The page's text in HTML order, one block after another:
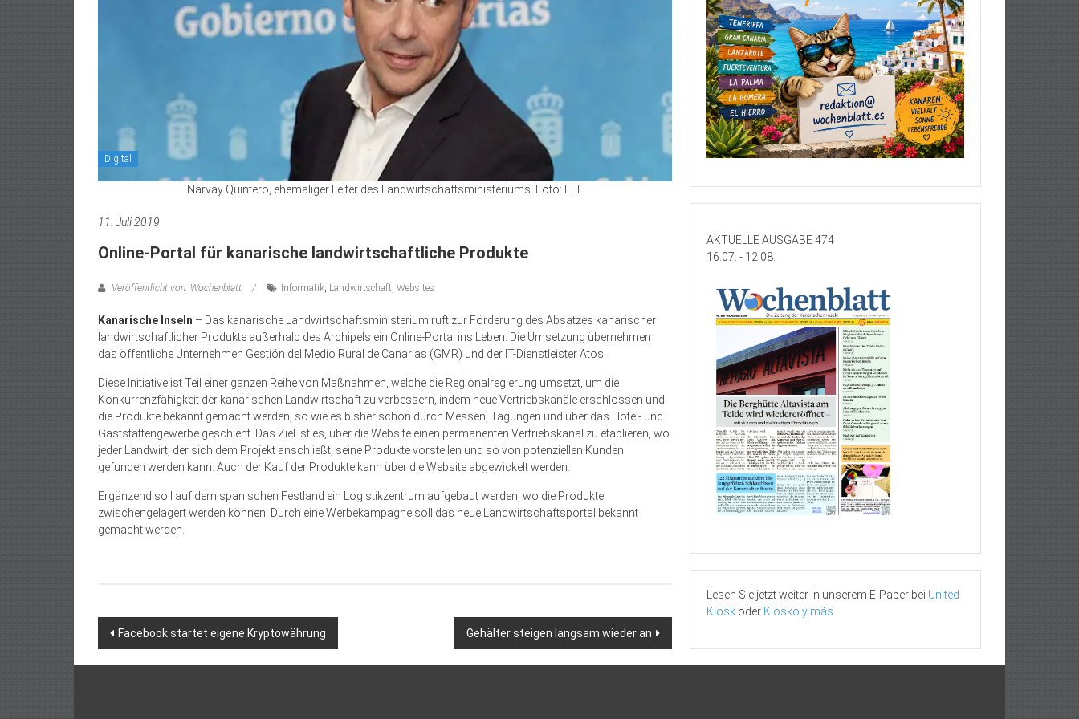
Digital
Narvay Quintero, ehemaliger Leiter des Landwirtschaftsministeriums. Foto: EFE
11. Juli 2019
Online-Portal für kanarische landwirtschaftliche Produkte
Veröffentlicht von: Wochenblatt Informatik, Landwirtschaft, Websites
Kanarische Inseln – Das kanarische Landwirtschaftsministerium ruft zur Förderung des Absatzes kanarischer
landwirtschaftlicher Produkte außerhalb des Archipels ein Online-Portal ins Leben. Die Umsetzung übernehmen
das öffentliche Unternehmen Gestión del Medio Rural de Canarias (GMR) und der IT-Dienstleister Atos.
Diese Initiative ist Teil einer ganzen Reihe von Maßnahmen, welche die Regionalregierung umsetzt, um die
Konkurrenzfähigkeit der kanarischen Landwirtschaft zu verbessern, indem neue Vertriebskanäle erschlossen und
die Produkte bekannt gemacht werden, so wie es bisher schon durch Messen, Tagungen und über das Hotel- und
Gaststättengewerbe geschieht. Das Ziel ist es, über die Website einen permanenten Vertriebskanal zu etablieren, wo
jeder Landwirt, der sich dem Projekt anschließt, seine Produkte vorstellen und so von potenziellen Kunden
gefunden werden kann. Auch der Kauf der Produkte kann über die Website abgewickelt werden.
Ergänzend soll auf dem spanischen Festland ein Logistikzentrum aufgebaut werden, wo die Produkte
zwischengelagert werden können. Durch eine Werbekampagne soll das neue Landwirtschaftsportal bekannt
gemacht werden.
Beitragsnavigation
Facebook startet eigene Kryptowährung Gehälter steigen langsam wieder an
AKTUELLE AUSGABE 474
16.07. - 12.08.
Lesen Sie jetzt weiter in unserem E-Paper bei United
Kiosk oder Kiosko y más